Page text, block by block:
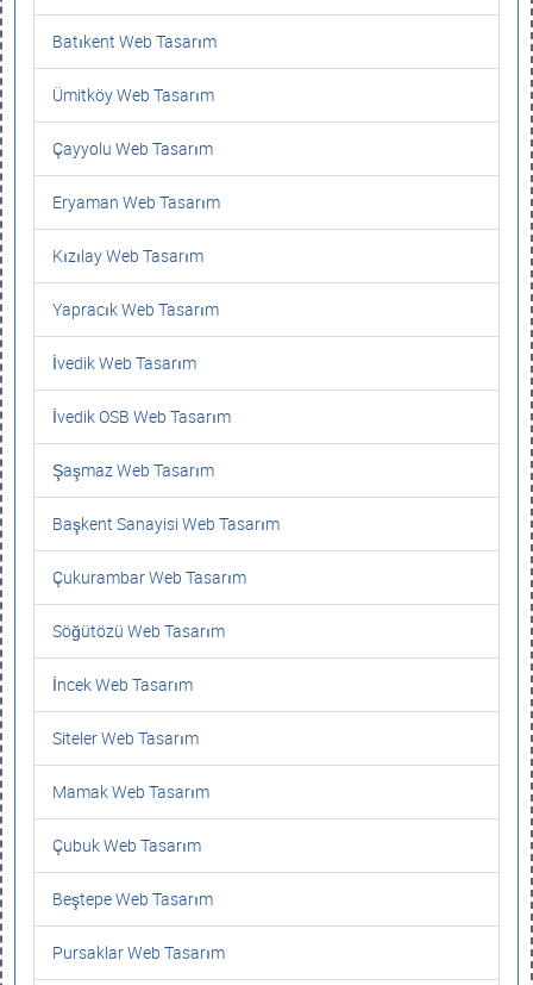
Batıkent Web Tasarım
Ümitköy Web Tasarım
Çayyolu Web Tasarım
Eryaman Web Tasarım
Kızılay Web Tasarım
Yapracık Web Tasarım
İvedik Web Tasarım
İvedik OSB Web Tasarım
Şaşmaz Web Tasarım
Başkent Sanayisi Web Tasarım
Çukurambar Web Tasarım
Söğütözü Web Tasarım
İncek Web Tasarım
Siteler Web Tasarım
Mamak Web Tasarım
Çubuk Web Tasarım
Beştepe Web Tasarım
Pursaklar Web Tasarım